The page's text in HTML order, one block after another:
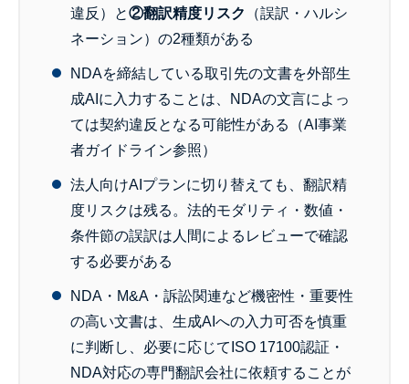
違反）と②翻訳精度リスク
（誤訳・ハルシ
ネーション）の2種類がある
NDAを締結している取引先の文書を外部生
成AIに入力することは、NDAの文言によっ
ては契約違反となる可能性がある（AI事業
者ガイドライン参照）
法人向けAIプランに切り替えても、翻訳精
度リスクは残る。法的モダリティ・数値・
条件節の誤訳は人間によるレビューで確認
する必要がある
NDA・M&A・訴訟関連など機密性・重要性
の高い文書は、生成AIへの入力可否を慎重
に判断し、必要に応じてISO 17100認証・
NDA対応の専門翻訳会社に依頼することが